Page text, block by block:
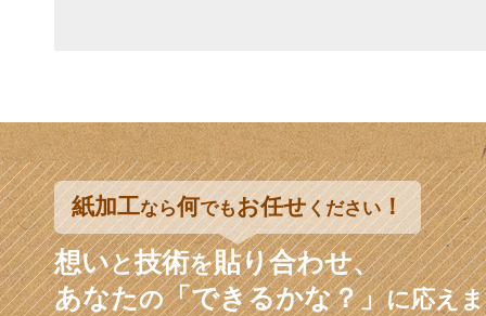
紙加工なら何でもお任せください！
想いと技術を貼り合わせ、
あなたの「できるかな？」に応え